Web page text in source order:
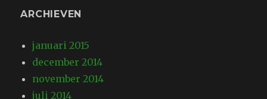
ARCHIEVEN
januari 2015
december 2014
november 2014
juli 2014